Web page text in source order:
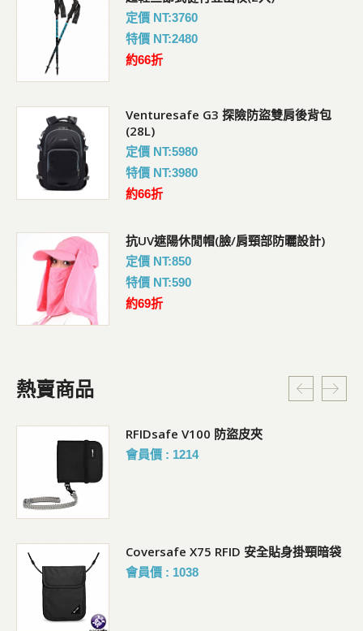
定價 NT:3760
特價 NT:2480
約66折
Venturesafe G3 探險防盜雙肩後背包
(28L)
定價 NT:5980
特價 NT:3980
約66折
抗UV遮陽休閒帽(臉/肩頸部防曬設計)
定價 NT:850
特價 NT:590
約69折
熱賣商品
RFIDsafe V100 防盜皮夾
會員價 : 1214
Coversafe X75 RFID 安全貼身掛頸暗袋
會員價 : 1038